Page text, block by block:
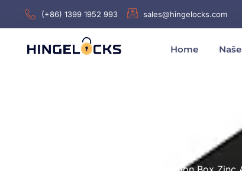
(+86) 1399 1952 993 sales@hingelocks.com
Home